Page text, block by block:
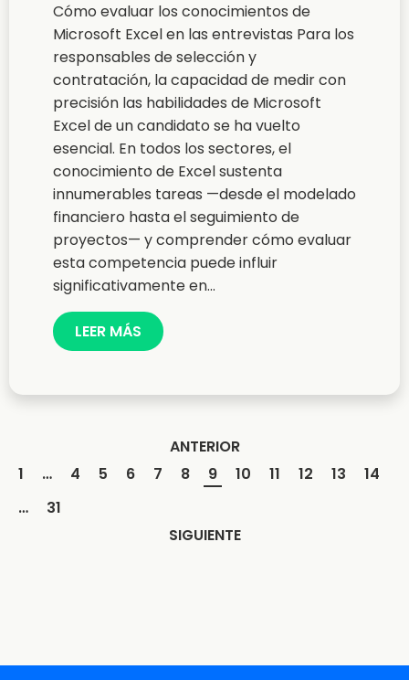
Cómo evaluar los conocimientos de
Microsoft Excel en las entrevistas Para los
responsables de selección y
contratación, la capacidad de medir con
precisión las habilidades de Microsoft
Excel de un candidato se ha vuelto
esencial. En todos los sectores, el
conocimiento de Excel sustenta
innumerables tareas —desde el modelado
financiero hasta el seguimiento de
proyectos— y comprender cómo evaluar
esta competencia puede influir
significativamente en...
LEER MÁS
ANTERIOR
1
… 4 5 6 7 8 9 10 11 12 13
14
…
31
SIGUIENTE